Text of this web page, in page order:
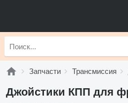
Запчасти Трансмиссия
Джойстики КПП для